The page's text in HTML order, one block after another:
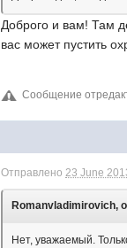
Доброго и вам! Там
вас может пустить
Сообщение
Отправлено23 June
Romanvladimirovich,
Нет, уважаемый.